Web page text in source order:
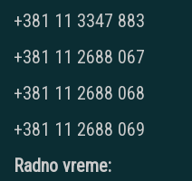
+381 11 3347 883
+381 11 2688 067
+381 11 2688 068
+381 11 2688 069
Radno vreme: